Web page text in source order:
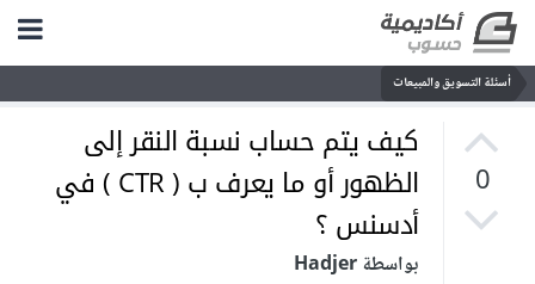
أسئلة التسويق والمبيعات
0
كيف يتم حساب نسبة النقر إلى
الظهور أو ما يعرف ب ( CTR ) في
أدسنس ؟
بواسطة Hadjer